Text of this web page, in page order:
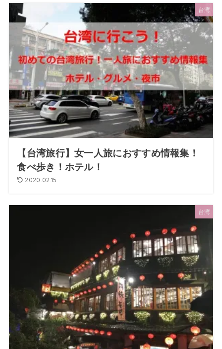
台湾
【台湾旅行】女一人旅におすすめ情報集！
食べ歩き！ホテル！
2020.02.15
台湾